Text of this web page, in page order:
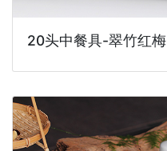
20头中餐具-翠竹红梅